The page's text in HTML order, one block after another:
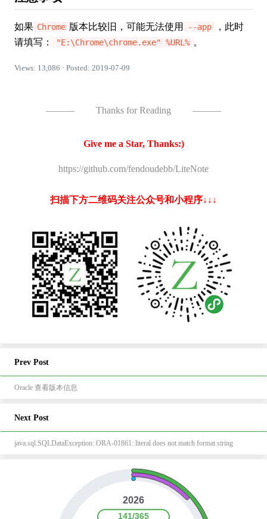
如果 Chrome 版本比较旧，可能无法使用 --app
，此时
请填写：
"E:\Chrome\chrome.exe" %URL% 。
Views: 13,086 · Posted: 2019-07-09
——— Thanks for Reading ———
Give me a Star, Thanks:)
https://github.com/fendoudebb/LiteNote
扫描下方二维码关注公众号和小程序↓↓↓
Prev Post
Oracle 查看版本信息
Next Post
java.sql.SQLDataException: ORA-01861: literal does not match format string